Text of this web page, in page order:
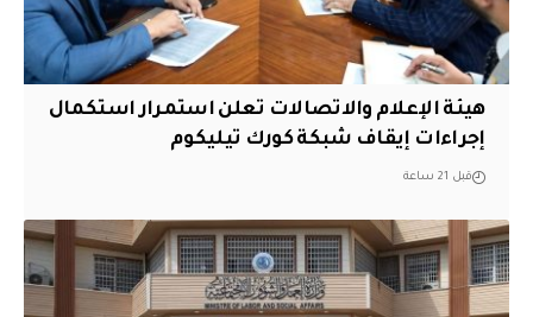
هيئة الإعلام والاتصالات تعلن استمرار استكمال
إجراءات إيقاف شبكة كورك تيليكوم
قبل 21 ساعة